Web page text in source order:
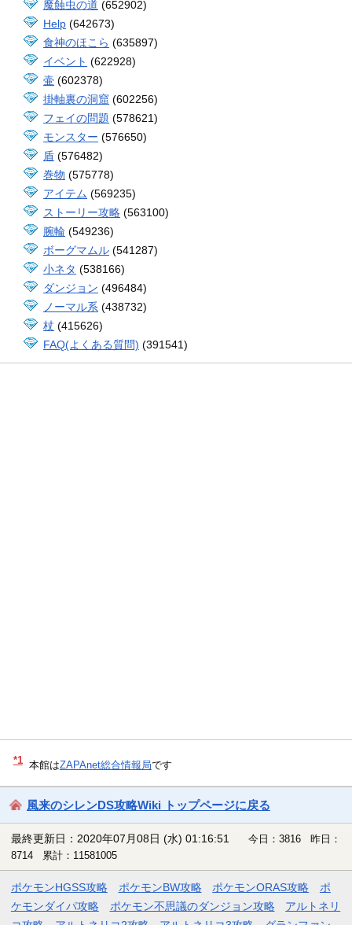
魔蝕虫の道 (652902)
Help (642673)
食神のほこら (635897)
イベント (622928)
壷 (602378)
掛軸裏の洞窟 (602256)
フェイの問題 (578621)
モンスター (576650)
盾 (576482)
巻物 (575778)
アイテム (569235)
ストーリー攻略 (563100)
腕輪 (549236)
ボーグマムル (541287)
小ネタ (538166)
ダンジョン (496484)
ノーマル系 (438732)
杖 (415626)
FAQ(よくある質問) (391541)
*1 本館はZAPAnet総合情報局です
風来のシレンDS攻略Wiki トップページに戻る
最終更新日：2020年07月08日 (水) 01:16:51
今日：3816 昨日：
8714 累計：11581005
ポケモンHGSS攻略 ポケモンBW攻略 ポケモンORAS攻略
ポ
ケモンダイパ攻略
ポケモン不思議のダンジョン攻略
アルトネリ